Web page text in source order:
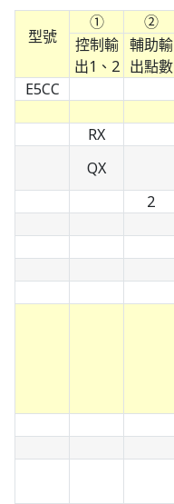
型號
① ②
控制輸
出1、2
輔助輸
出點數
E5CC
RX
QX
2